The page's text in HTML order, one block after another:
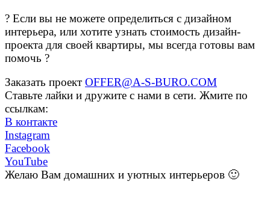
? Если вы не можете определиться с дизайном
интерьера, или хотите узнать стоимость дизайн-
проекта для своей квартиры, мы всегда готовы вам
помочь ?
Заказать проект OFFER@A-S-BURO.COM
Ставьте лайки и дружите с нами в сети. Жмите по
ссылкам:
В контакте
Instagram
Facebook
YouTube
Желаю Вам домашних и уютных интерьеров 🙂